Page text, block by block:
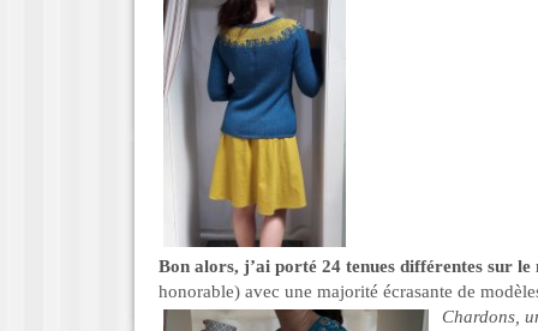
Bon alors, j’ai porté 24 tenues différentes sur le
honorable) avec une majorité écrasante de
Chardons,